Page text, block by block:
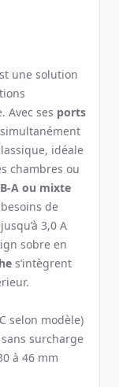
une solution
Avec ses ports
idéale
chambres ou
A ou mixte
de
3,0 A
sobre en
s’intègrent
selon modèle)
surcharge
à 46 mm